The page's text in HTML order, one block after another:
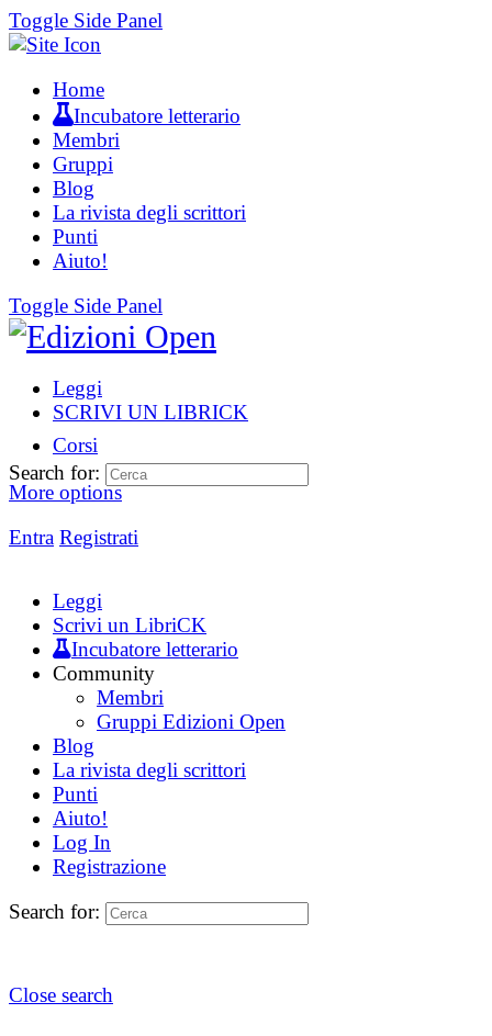
Toggle Side Panel
Home
Incubatore letterario
Membri
Gruppi
Blog
La rivista degli scrittori
Punti
Aiuto!
Toggle Side Panel
Leggi
SCRIVI UN LIBRICK
Corsi
More options
Entra Registrati
Search for:
Leggi
Scrivi un LibriCK
Incubatore letterario
Community
Membri
Gruppi Edizioni Open
Blog
La rivista degli scrittori
Punti
Aiuto!
Log In
Registrazione
Search for:
Close search